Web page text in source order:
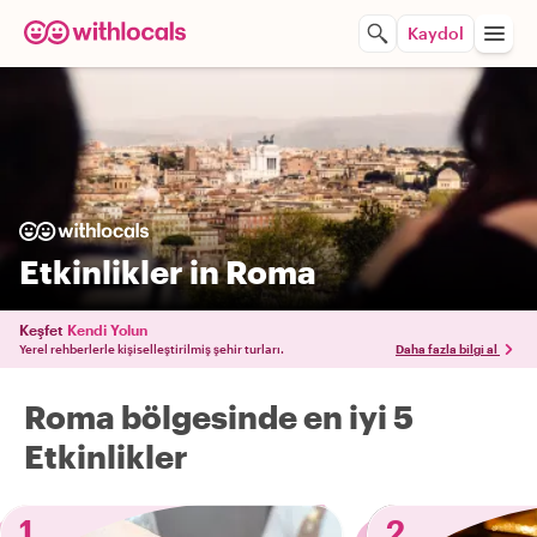
Kaydol
Etkinlikler in Roma
Keşfet Kendi Yolun
Yerel rehberlerle kişiselleştirilmiş şehir turları. Daha fazla bilgi al
Roma bölgesinde en iyi 5
Etkinlikler